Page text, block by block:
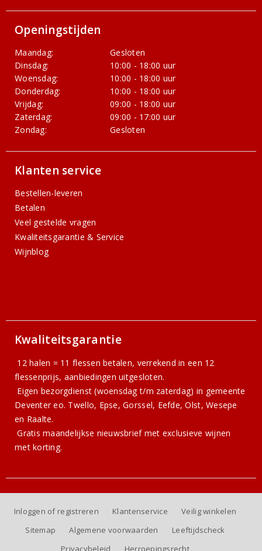
Openingstijden
Maandag:
Gesloten
Dinsdag:
10:00 - 18:00 uur
Woensdag:
10:00 - 18:00 uur
Donderdag:
10:00 - 18:00 uur
Vrijdag:
09:00 - 18:00 uur
Zaterdag:
09:00 - 17:00 uur
Zondag:
Gesloten
Klanten service
Bestellen-leveren
Betalen
Veel gestelde vragen
Kwaliteitsgarantie & Service
Wijnblog
Kwaliteitsgarantie
12 halen = 11 flessen betalen, verrekend in een 12
flessenprijs, aanbiedingen uitgesloten.
Eigen bezorgdienst (woensdag t/m zaterdag) in gemeente
Deventer eo. Twello, Epse, Gorssel, Eefde, Olst, Wesepe
en Raalte.
Gratismaandelijkse nieuwsbriefmet exclusieve wijnen
met korting.
Inloggen of registreren Klantenservice
Veilig winkelen
Sitemap
Algemene voorwaarden
Leeftijdscheck
Privacybeleid
Herroepingsrecht